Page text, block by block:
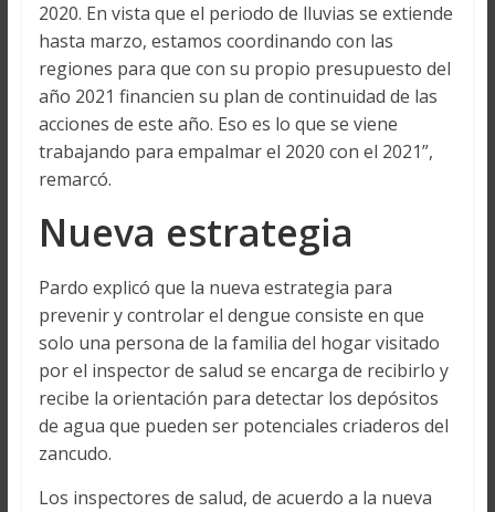
2020. En vista que el periodo de lluvias se extiende
hasta marzo, estamos coordinando con las
regiones para que con su propio presupuesto del
año 2021 financien su plan de continuidad de las
acciones de este año. Eso es lo que se viene
trabajando para empalmar el 2020 con el 2021”,
remarcó.
Nueva estrategia
Pardo explicó que la nueva estrategia para
prevenir y controlar el dengue consiste en que
solo una persona de la familia del hogar visitado
por el inspector de salud se encarga de recibirlo y
recibe la orientación para detectar los depósitos
de agua que pueden ser potenciales criaderos del
zancudo.
Los inspectores de salud, de acuerdo a la nueva